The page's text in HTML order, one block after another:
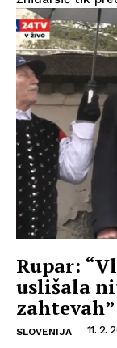
Rupar:
uslišala
zahtevah”
SLOVENIJA 11. 2.